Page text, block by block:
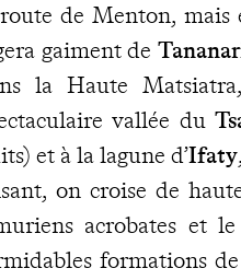
de Menton, mais
gaiment de
la Haute
vallée du
et à la lagune d’Ifaty
on croise de
acrobates et
formations